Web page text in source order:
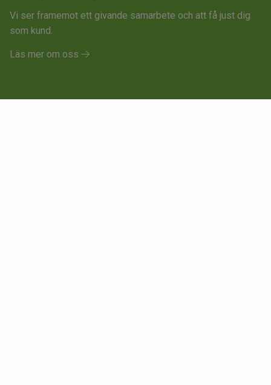
Vi ser framemot ett givande samarbete och att få just dig
som kund.
Läs mer om oss